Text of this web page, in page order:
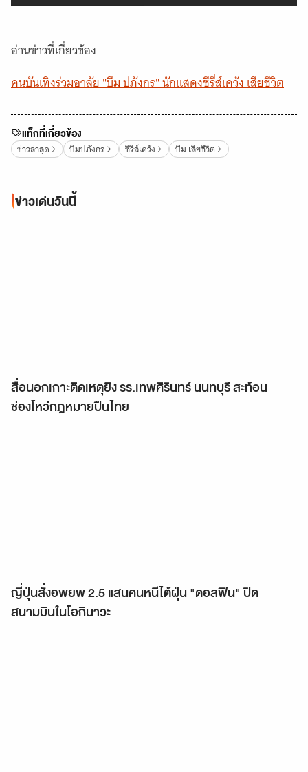
อ่านข่าวที่เกี่ยวข้อง
คนบันเทิงร่วมอาลัย "บีม ปภังกร" นักแสดงซีรี่ส์เคว้ง เสียชีวิต
แท็กที่เกี่ยวข้อง
ข่าวล่าสุด บีมปภังกร ซีรีส์เคว้ง บีม เสียชีวิต
ข่าวเด่นวันนี้
สื่อนอกเกาะติดเหตุยิง รร.เทพศิรินทร์ นนทบุรี สะท้อน
ช่องโหว่กฎหมายปืนไทย
ญี่ปุ่นสั่งอพยพ 2.5 แสนคนหนีไต้ฝุ่น "ดอลฟิน" ปิด
สนามบินในโอกินาวะ